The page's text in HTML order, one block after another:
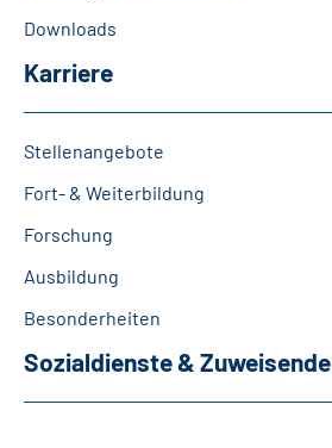
Downloads
Karriere
Stellenangebote
Fort- & Weiterbildung
Forschung
Ausbildung
Besonderheiten
Sozialdienste & Zuweisende